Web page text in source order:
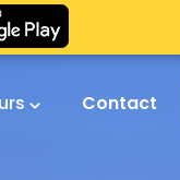
Contact